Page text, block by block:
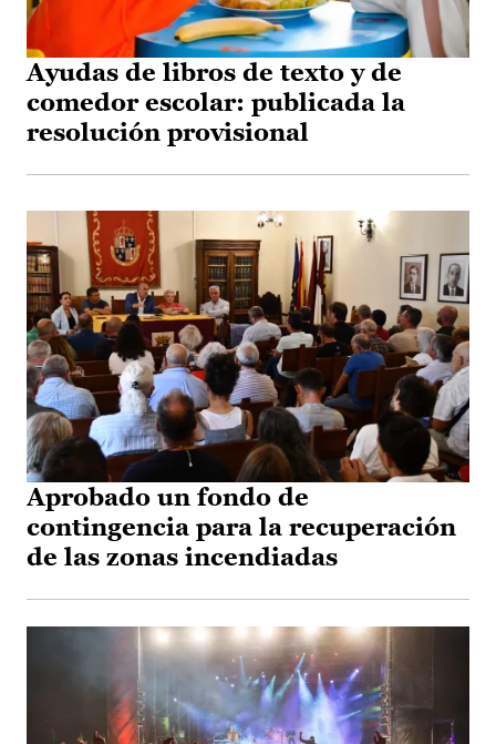
Ayudas de libros de texto y de
comedor escolar: publicada la
resolución provisional
Aprobado un fondo de
contingencia para la recuperación
de las zonas incendiadas